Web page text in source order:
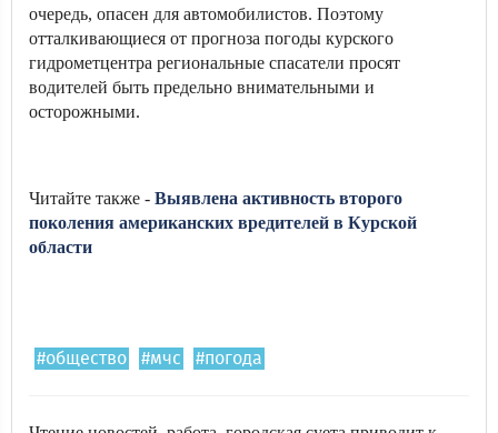
очередь, опасен для автомобилистов. Поэтому
отталкивающиеся от прогноза погоды курского
гидрометцентра региональные спасатели просят
водителей быть предельно внимательными и
осторожными.
Читайте также - Выявлена активность второго
поколения американских вредителей в Курской
области
#общество #мчс #погода